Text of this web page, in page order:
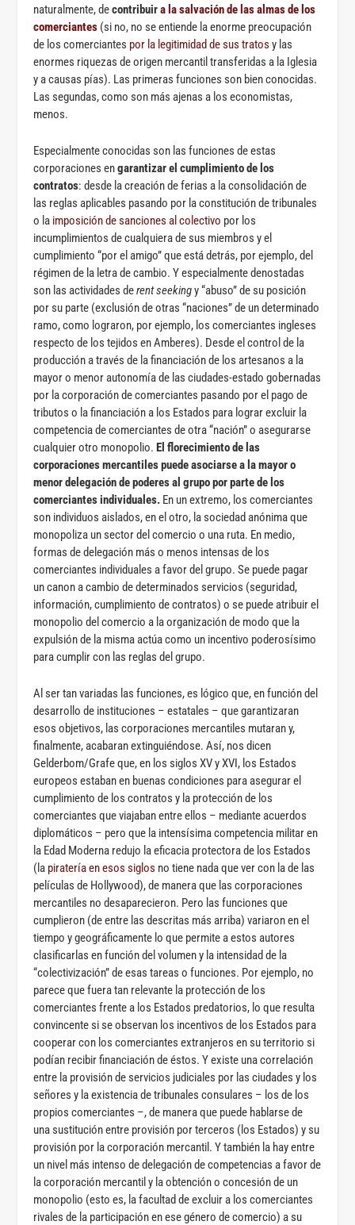
naturalmente, decontribuira la salvación de las almas de los
comerciantes (si no, no se entiende la enorme preocupación
de los comerciantes por la legitimidad de sus tratos y las
enormes riquezas de origen mercantil transferidas a la Iglesia
y a causas pías). Las primeras funciones son bien conocidas.
Las segundas, como son más ajenas a los economistas,
menos.
Especialmente conocidas son las funciones de estas
corporaciones engarantizar el cumplimiento de los
contratos: desde la creación de ferias a la consolidación de
las reglas aplicables pasando por la constitución de tribunales
o la imposición de sanciones al colectivo por los
incumplimientos de cualquiera de sus miembros y el
cumplimiento “por el amigo” que está detrás, por ejemplo, del
régimen de la letra de cambio. Y especialmente denostadas
son las actividades derent seekingy “abuso” de su posición
por su parte (exclusión de otras “naciones” de un determinado
ramo, como lograron, por ejemplo, los comerciantes ingleses
respecto de los tejidos en Amberes). Desde el control de la
producción a través de la financiación de los artesanos a la
mayor o menor autonomía de las ciudades-estado gobernadas
por la corporación de comerciantes pasando por el pago de
tributos o la financiación a los Estados para lograr excluir la
competencia de comerciantes de otra “nación” o asegurarse
cualquier otro monopolio.El florecimiento de las
corporaciones mercantiles puede asociarse a la mayor o
menor delegación de poderes al grupo por parte de los
comerciantes individuales. En un extremo, los comerciantes
son individuos aislados, en el otro, la sociedad anónima que
monopoliza un sector del comercio o una ruta. En medio,
formas de delegación más o menos intensas de los
comerciantes individuales a favor del grupo. Se puede pagar
un canon a cambio de determinados servicios (seguridad,
información, cumplimiento de contratos) o se puede atribuir el
monopolio del comercio a la organización de modo que la
expulsión de la misma actúa como un incentivo poderosísimo
para cumplir con las reglas del grupo.
Al ser tan variadas las funciones, es lógico que, en función del
desarrollo de instituciones – estatales – que garantizaran
esos objetivos, las corporaciones mercantiles mutaran y,
finalmente, acabaran extinguiéndose. Así, nos dicen
Gelderbom/Grafe que, en los siglos XV y XVI, los Estados
europeos estaban en buenas condiciones para asegurar el
cumplimiento de los contratos y la protección de los
comerciantes que viajaban entre ellos – mediante acuerdos
diplomáticos – pero que la intensísima competencia militar en
la Edad Moderna redujo la eficacia protectora de los Estados
(la piratería en esos siglos no tiene nada que ver con la de las
películas de Hollywood), de manera que las corporaciones
mercantiles no desaparecieron. Pero las funciones que
cumplieron (de entre las descritas más arriba) variaron en el
tiempo y geográficamente lo que permite a estos autores
clasificarlas en función del volumen y la intensidad de la
“colectivización” de esas tareas o funciones. Por ejemplo, no
parece que fuera tan relevante la protección de los
comerciantes frente a los Estados predatorios, lo que resulta
convincente si se observan los incentivos de los Estados para
cooperar con los comerciantes extranjeros en su territorio si
podían recibir financiación de éstos. Y existe una correlación
entre la provisión de servicios judiciales por las ciudades y los
señores y la existencia de tribunales consulares – los de los
propios comerciantes –, de manera que puede hablarse de
una sustitución entre provisión por terceros (los Estados) y su
provisión por la corporación mercantil. Y también la hay entre
un nivel más intenso de delegación de competencias a favor de
la corporación mercantil y la obtención o concesión de un
monopolio (esto es, la facultad de excluir a los comerciantes
rivales de la participación en ese género de comercio) a su